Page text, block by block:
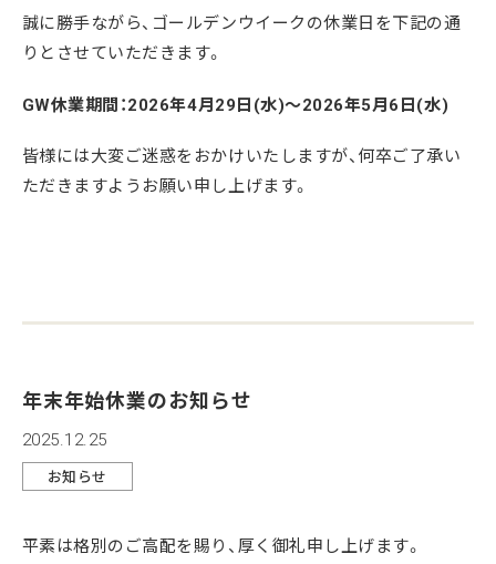
誠に勝手ながら、ゴールデンウイークの休業日を下記の通
りとさせていただきます。
GW休業期間：2026年4月29日(水)～2026年5月6日(水)
皆様には大変ご迷惑をおかけいたしますが、何卒ご了承い
ただきますようお願い申し上げます。
年末年始休業のお知らせ
2025.12.25
お知らせ
平素は格別のご高配を賜り、厚く御礼申し上げます。